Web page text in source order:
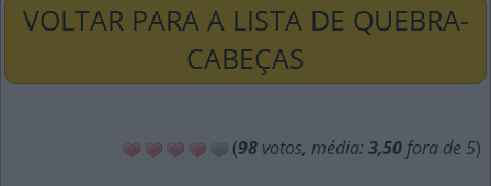
VOLTAR PARA A LISTA DE QUEBRA-
CABEÇAS
(98 votos, média: 3,50 fora de 5)